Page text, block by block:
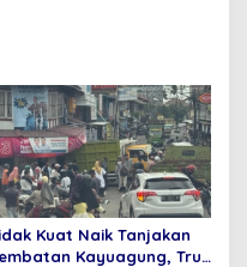
Kuat Naik Tanjakan
Kayuagung, Truk